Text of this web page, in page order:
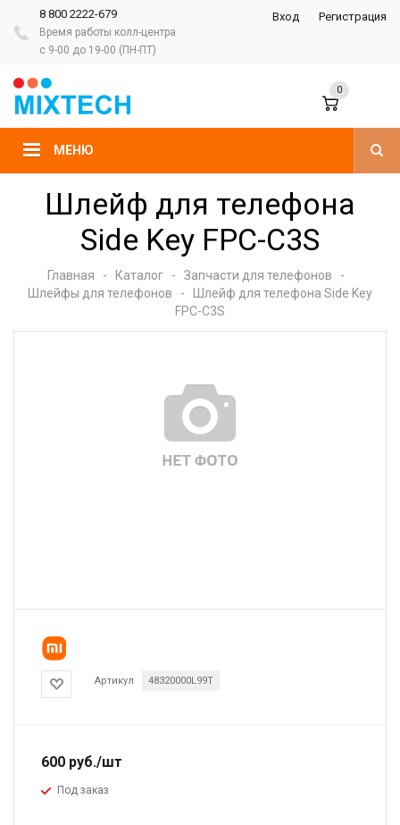
8 800 2222-679
Время работы колл-центра
с 9-00 до 19-00 (ПН-ПТ)
Вход Регистрация
МЕНЮ
0
Шлейф для телефона
Side Key FPC-C3S
Главная - Каталог - Запчасти для телефонов
-
Шлейфы для телефонов
-
Шлейф для телефона Side Key
FPC-C3S
Артикул 48320000L99T
600 руб./шт
Под заказ